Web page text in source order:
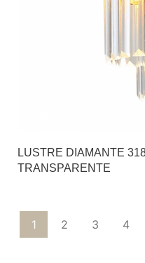
LUSTRE DIAMANTE
TRANSPARENTE
1 2 3 4